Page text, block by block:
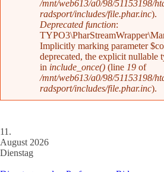
/mnt/web613/a0/98/51153198/
radsport/includes/file.phar.inc).
Deprecated function:
Implicitly marking parameter
deprecated, the explicit nullable
in include_once() (line 19 of
/mnt/web613/a0/98/51153198/
radsport/includes/file.phar.inc).
11.
August 2026
Dienstag